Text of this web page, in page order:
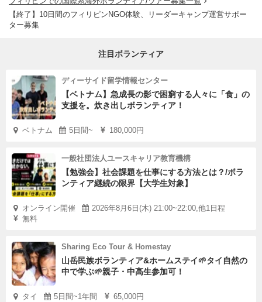
【終了】10日間のフィリピンNGO体験、リーダーキャンプ運営サポー
ター募集
注目ボランティア
ディーサイド留学情報センター
【ベトナム】急成長の影で困窮する人々に「食」の
支援を。炊き出しボランティア！
ベトナム 5日間~ 180,000円
一般社団法人ユースキャリア教育機構
【勉強会】社会課題を仕事にする方法とは？/ボラ
ンティア継続の限界【大学生対象】
オンライン開催
2026年8月6日(木) 21:00~22:00,他1日程
無料
Sharing Eco Tour & Homestay
山岳民族ボランティア&ホームステイ🌱タイ自然の
中で学ぶ🌱親子・中高生参加可！
タイ 5日間~1年間 65,000円